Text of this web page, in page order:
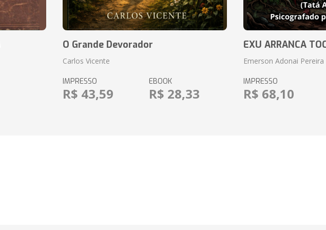
O Grande Devorador
Carlos Vicente
IMPRESSO
R$ 43,59
EBOOK
R$ 28,33
EXU ARRANCA
Emerson Adonai
IMPRESSO
R$ 68,10